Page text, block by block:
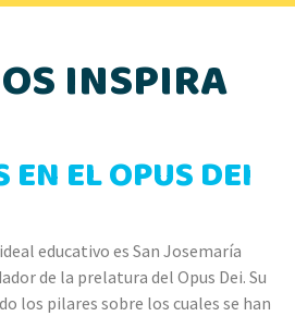
INSPIRA
EL OPUS DEI
educativo es San Josemaría
de la prelatura del Opus Dei. Su
los pilares sobre los cuales se han